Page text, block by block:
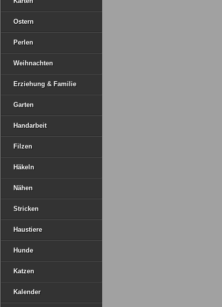
Ostern
Perlen
Weihnachten
Erziehung & Familie
Garten
Handarbeit
Filzen
Häkeln
Nähen
Stricken
Haustiere
Hunde
Katzen
Kalender